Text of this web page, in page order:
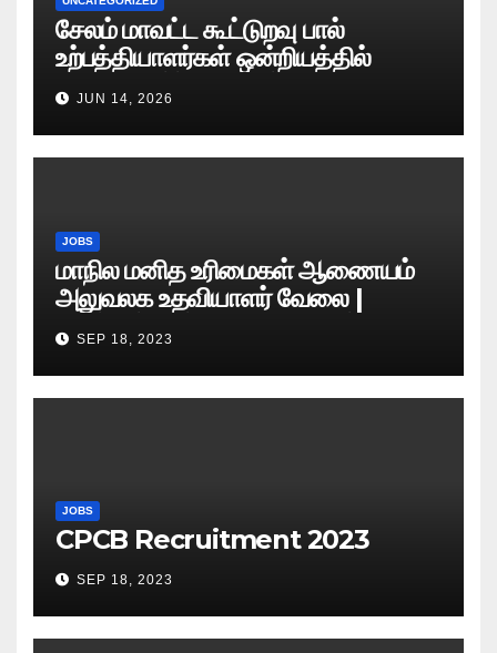
சேலம் மாவட்ட கூட்டுறவு பால்
உற்பத்தியாளர்கள் ஒன்றியத்தில்
வேலைவாய்ப்பு அறிவிப்பு 2026
JUN 14, 2026
JOBS
மாநில மனித உரிமைகள் ஆணையம்
அலுவலக உதவியாளர் வேலை |
எழுத்துத் தேர்வு தேதி அறிவிப்பு..?
SEP 18, 2023
JOBS
CPCB Recruitment 2023
SEP 18, 2023